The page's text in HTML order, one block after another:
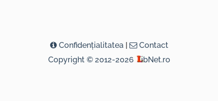
Confidenţialitatea |
Contact
Copyright © 2012-2026
ibNet.ro